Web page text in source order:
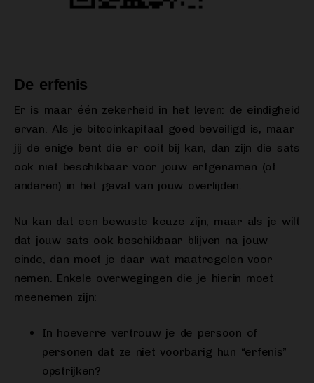
De erfenis
Er is maar één zekerheid in het leven: de eindigheid
ervan. Als je bitcoinkapitaal goed beveiligd is, maar
jij de enige bent die er ooit bij kan, dan zijn die sats
ook niet beschikbaar voor jouw erfgenamen (of
anderen) in het geval van jouw overlijden.
Nu kan dat een bewuste keuze zijn, maar als je wilt
dat jouw sats ook beschikbaar blijven na jouw
einde, dan moet je daar wat maatregelen voor
nemen. Enkele overwegingen die je hierin moet
meenemen zijn:
In hoeverre vertrouw je de persoon of
personen dat ze niet voorbarig hun “erfenis”
opstrijken?